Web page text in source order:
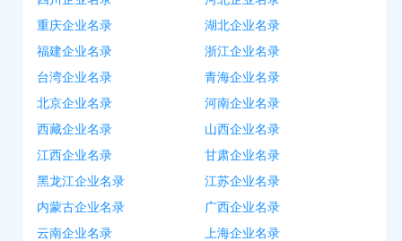
重庆企业名录
湖北企业名录
福建企业名录
浙江企业名录
台湾企业名录
青海企业名录
北京企业名录
河南企业名录
西藏企业名录
山西企业名录
江西企业名录
甘肃企业名录
黑龙江企业名录
江苏企业名录
内蒙古企业名录
广西企业名录
云南企业名录
上海企业名录